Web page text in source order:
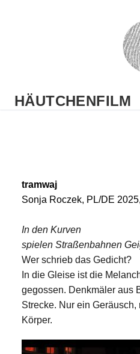
HÄUTCHENFILM
tramwaj
Sonja Roczek, PL/DE
In den Kurven
spielen Straßenbahnen
Wer schrieb das Gedicht?
In die Gleise ist die
gegossen. Denkmäler aus
Strecke. Nur ein
Körper.